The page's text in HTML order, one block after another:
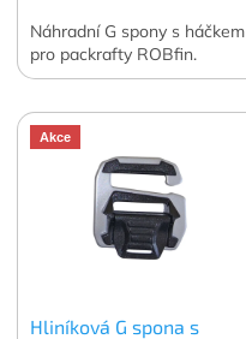
Náhradní G spony s háčkem
pro packrafty ROBfin.
Akce
Hliníková G spona s